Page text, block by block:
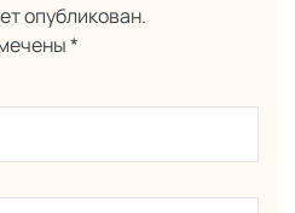
опубликован.
*